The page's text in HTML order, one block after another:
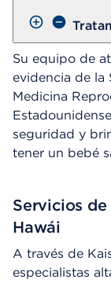
Su equipo de
evidencia de la
Medicina
seguridad y
tener un bebé
Servicios
Hawái
A través de
especialistas